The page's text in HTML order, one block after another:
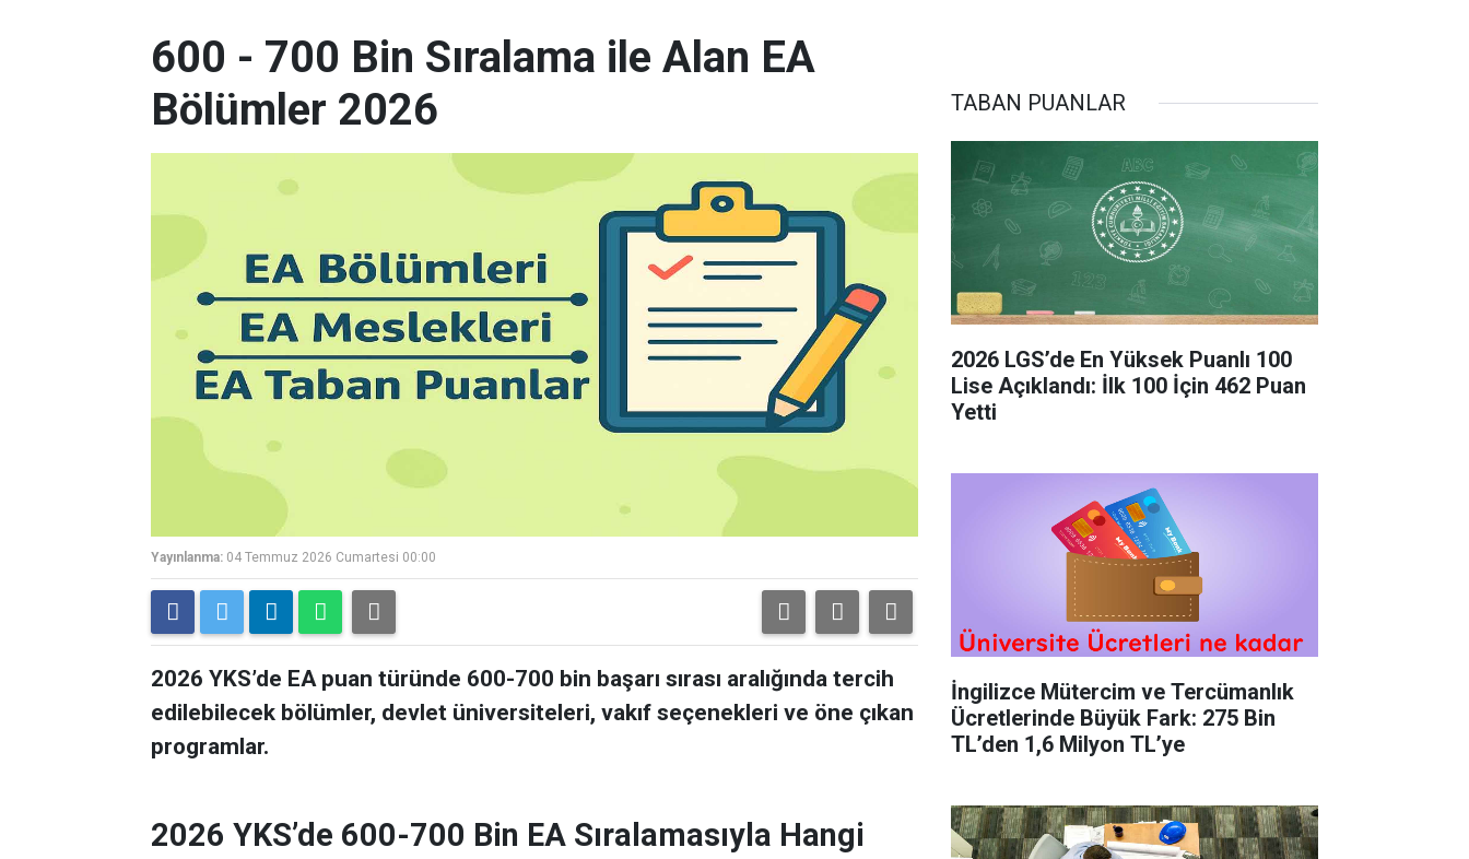
600 - 700 Bin Sıralama ile Alan EA
Bölümler 2026
Yayınlanma: 04 Temmuz 2026 Cumartesi 00:00
2026 YKS’de EA puan türünde 600-700 bin başarı sırası aralığında tercih
edilebilecek bölümler, devlet üniversiteleri, vakıf seçenekleri ve öne çıkan
programlar.
2026 YKS’de 600-700 Bin EA Sıralamasıyla Hangi
TABAN PUANLAR
2026 LGS’de En Yüksek Puanlı 100
Lise Açıklandı: İlk 100 İçin 462 Puan
Yetti
İngilizce Mütercim ve Tercümanlık
Ücretlerinde Büyük Fark: 275 Bin
TL’den 1,6 Milyon TL’ye